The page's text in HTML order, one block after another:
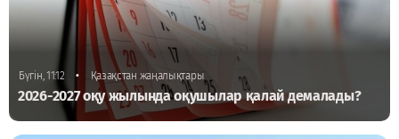
Бүгін, 11:12 • Қазақстан жаңалықтары
2026-2027 оқу жылында оқушылар қалай демалады?